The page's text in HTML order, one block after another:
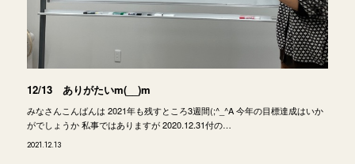
12/13 ありがたいm(__)m
みなさんこんばんは 2021年も残すところ3週間(;^_^A 今年の目標達成はいか
がでしょうか 私事ではありますが 2020.12.31付の…
2021.12.13